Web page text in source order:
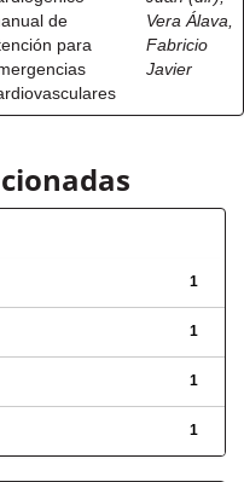
de
para
Vera Álava,
Fabricio
Javier
1
1
1
1